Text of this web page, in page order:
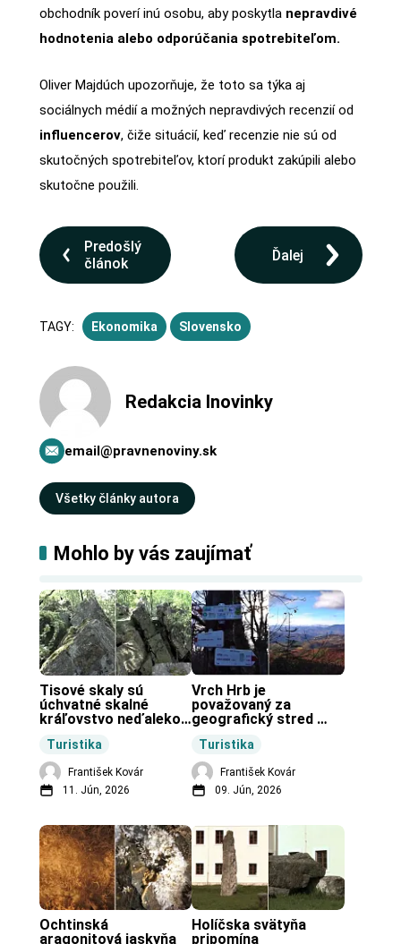
obchodník poverí inú osobu, aby poskytla nepravdivé
hodnotenia alebo odporúčania spotrebiteľom.
Oliver Majdúch upozorňuje, že toto sa týka aj
sociálnych médií a možných nepravdivých recenzií od
influencerov, čiže situácií, keď recenzie nie sú od
skutočných spotrebiteľov, ktorí produkt zakúpili alebo
skutočne použili.
Predošlý
článok
Ďalej
TAGY: Ekonomika Slovensko
Redakcia Inovinky
email@pravnenoviny.sk
Všetky články autora
Mohlo by vás zaujímať
Turistika
Tisové skaly sú
úchvatné skalné
kráľovstvo neďaleko
František Kovár
11. Jún, 2026
Turistika
Vrch Hrb je
považovaný za
geografický stred
František Kovár
09. Jún, 2026
Ochtinská
aragonitová jaskyňa
Holíčska svätyňa
pripomína